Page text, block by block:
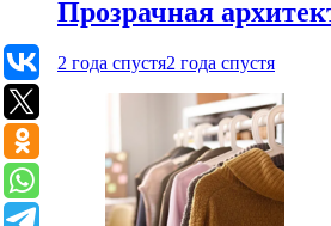
Прозрачная
2 года спустя2 года спустя